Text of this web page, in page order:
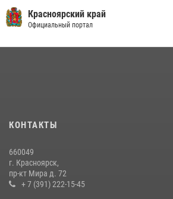
Красноярский край
Официальный портал
КОНТАКТЫ
660049
г. Красноярск,
пр-кт Мира д. 72
+ 7 (391) 222-15-45